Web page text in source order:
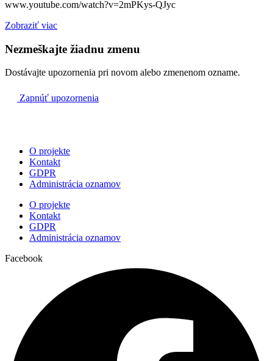
www.youtube.com/watch?v=2mPKys-QJyc
Zobraziť viac
Nezmeškajte žiadnu zmenu
Dostávajte upozornenia pri novom alebo zmenenom ozname.
Zapnúť upozornenia
O projekte
Kontakt
GDPR
Administrácia oznamov
O projekte
Kontakt
GDPR
Administrácia oznamov
Facebook